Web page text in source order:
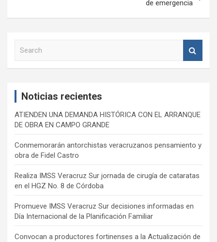
de emergencia
Noticias recientes
ATIENDEN UNA DEMANDA HISTÓRICA CON EL ARRANQUE
DE OBRA EN CAMPO GRANDE
Conmemorarán antorchistas veracruzanos pensamiento y
obra de Fidel Castro
Realiza IMSS Veracruz Sur jornada de cirugía de cataratas
en el HGZ No. 8 de Córdoba
Promueve IMSS Veracruz Sur decisiones informadas en
Día Internacional de la Planificación Familiar
Convocan a productores fortinenses a la Actualización de